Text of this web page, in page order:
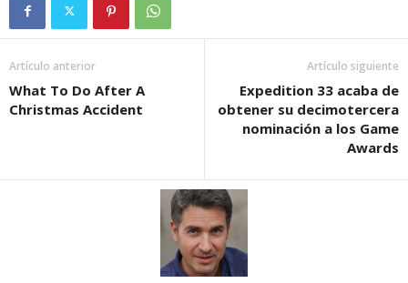
Artículo anterior
What To Do After A
Christmas Accident
Artículo siguiente
Expedition 33 acaba de
obtener su decimotercera
nominación a los Game
Awards